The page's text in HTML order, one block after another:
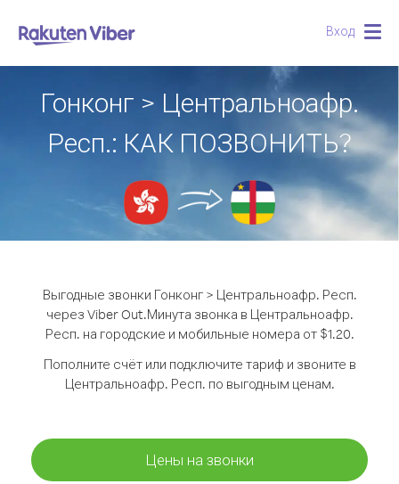
Вход
Гонконг > Центральноафр.
Респ.: КАК ПОЗВОНИТЬ?
Выгодные звонки Гонконг > Центральноафр. Респ.
через Viber Out.Минута звонка в Центральноафр.
Респ. на городские и мобильные номера от $1.20.
Пополните счёт или подключите тариф и звоните в
Центральноафр. Респ. по выгодным ценам.
Цены на звонки